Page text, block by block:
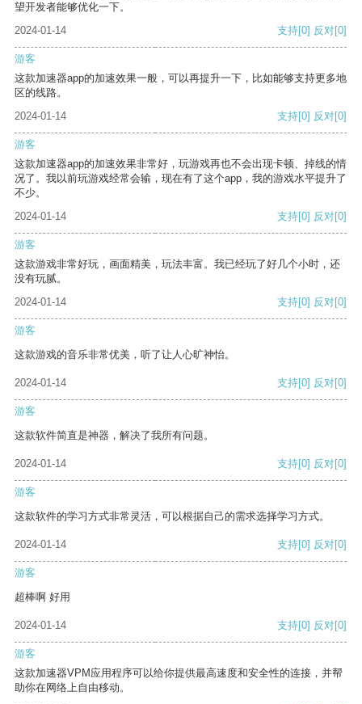
望开发者能够优化一下。
2024-01-14
支持[0] 反对[0]
游客
这款加速器app的加速效果一般，可以再提升一下，比如能够支持更多地
区的线路。
2024-01-14
支持[0] 反对[0]
游客
这款加速器app的加速效果非常好，玩游戏再也不会出现卡顿、掉线的情
况了。我以前玩游戏经常会输，现在有了这个app，我的游戏水平提升了
不少。
2024-01-14
支持[0] 反对[0]
游客
这款游戏非常好玩，画面精美，玩法丰富。我已经玩了好几个小时，还
没有玩腻。
2024-01-14
支持[0] 反对[0]
游客
这款游戏的音乐非常优美，听了让人心旷神怡。
2024-01-14 支持[0] 反对[0]
游客
这款软件简直是神器，解决了我所有问题。
2024-01-14 支持[0] 反对[0]
游客
这款软件的学习方式非常灵活，可以根据自己的需求选择学习方式。
2024-01-14 支持[0] 反对[0]
游客
超棒啊 好用
2024-01-14 支持[0] 反对[0]
游客
这款加速器VPM应用程序可以给你提供最高速度和安全性的连接，并帮
助你在网络上自由移动。